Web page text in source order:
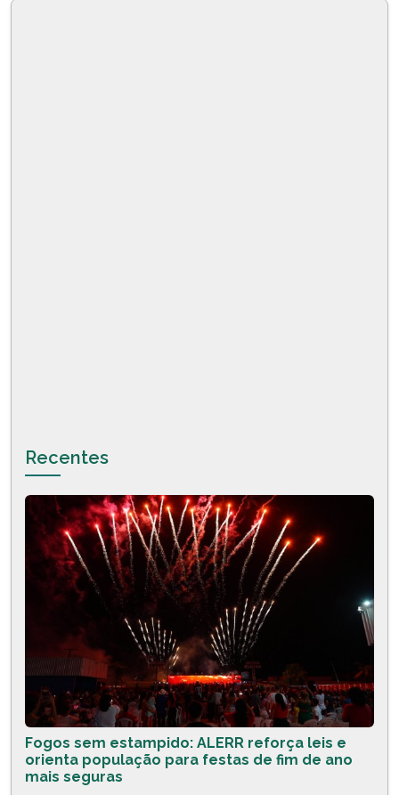
Recentes
Fogos sem estampido: ALERR reforça leis e
orienta população para festas de fim de ano
mais seguras